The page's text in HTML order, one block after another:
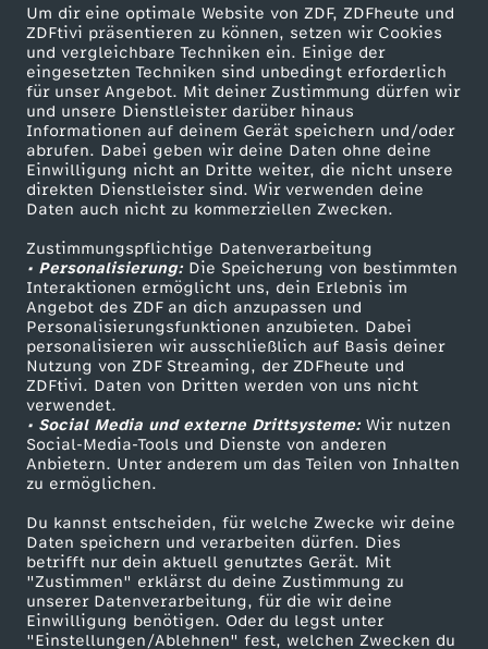
Um dir eine optimale Website von ZDF, ZDFheute und
ZDFtivi präsentieren zu können, setzen wir Cookies
und vergleichbare Techniken ein. Einige der
eingesetzten Techniken sind unbedingt erforderlich
für unser Angebot. Mit deiner Zustimmung dürfen wir
und unsere Dienstleister darüber hinaus
Informationen auf deinem Gerät speichern und/oder
abrufen. Dabei geben wir deine Daten ohne deine
Einwilligung nicht an Dritte weiter, die nicht unsere
direkten Dienstleister sind. Wir verwenden deine
Daten auch nicht zu kommerziellen Zwecken.
Zustimmungspflichtige Datenverarbeitung
• Personalisierung:Die Speicherung von bestimmten
Interaktionen ermöglicht uns, dein Erlebnis im
Angebot des ZDF an dich anzupassen und
Personalisierungsfunktionen anzubieten. Dabei
personalisieren wir ausschließlich auf Basis deiner
Nutzung von ZDF Streaming, der ZDFheute und
ZDFtivi. Daten von Dritten werden von uns nicht
verwendet.
• Social Media und externe Drittsysteme:Wir nutzen
Social-Media-Tools und Dienste von anderen
Anbietern. Unter anderem um das Teilen von Inhalten
zu ermöglichen.
Du kannst entscheiden, für welche Zwecke wir deine
Daten speichern und verarbeiten dürfen. Dies
betrifft nur dein aktuell genutztes Gerät. Mit
"Zustimmen" erklärst du deine Zustimmung zu
unserer Datenverarbeitung, für die wir deine
Einwilligung benötigen. Oder du legst unter
"Einstellungen/Ablehnen" fest, welchen Zwecken du
n
Mehr ZDF
ZDF-Apps
Smart TV
ZDFtext
Livestreams
Sendungen A-Z
TV-Programm
Service
ZDFmitreden
Kontakt zum ZDF
Tickets
Zuschauerservice
Hilfe
ZDF Unternehmen
Karriere
ZDF goes Schule
Werbefernsehen
Mainzelmännchen